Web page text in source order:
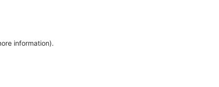
information).